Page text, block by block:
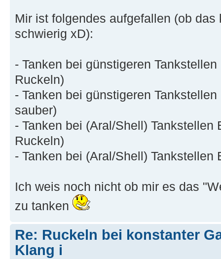
Mir ist folgendes aufgefallen (ob
schwierig xD):
- Tanken bei günstigeren
Ruckeln)
- Tanken bei günstigeren
sauber)
- Tanken bei (Aral/Shell) Tankstellen
Ruckeln)
- Tanken bei (Aral/Shell)
Ich weis noch nicht ob mir es das
zu tanken
Re: Ruckeln bei konstanter
Klang i